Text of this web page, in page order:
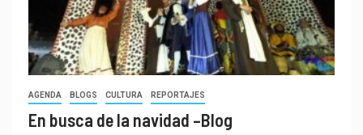
AGENDA BLOGS CULTURA REPORTAJES
En busca de la navidad –Blog